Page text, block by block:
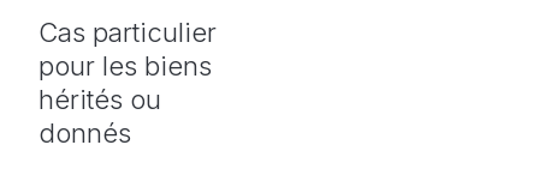
Cas particulier
pour les biens
hérités ou
donnés